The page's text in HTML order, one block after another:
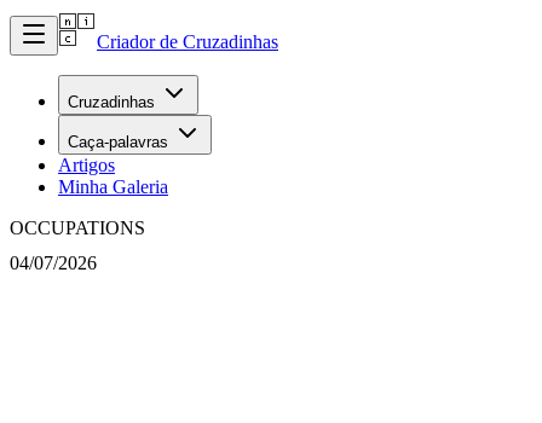
Criador de Cruzadinhas
Cruzadinhas
Caça-palavras
Artigos
Minha Galeria
OCCUPATIONS
04/07/2026